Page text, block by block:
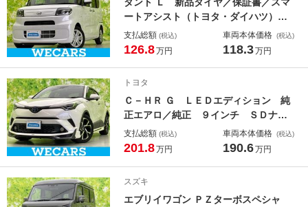
ートアシスト（トヨタ・ダイハツ）／
車線逸脱防止支援システム／ヘッドラ
ンプ ＬＥＤ／禁煙車／パワーウイン
支払総額 (税込)
126.8万円
車両本体価格 (税込)
118.3万円
トヨタ
Ｃ－ＨＲ Ｇ ＬＥＤエディション 純
正エアロ／純正 ９インチ ＳＤナビ
／衝突安全装置／シートヒーター／車
線逸脱防止支援システム／シート ハ
ｔｏｏｔｈ接続／ＥＴＣ
支払総額 (税込)
201.8万円
車両本体価格 (税込)
190.6万円
スズキ
エブリイワゴン ＰＺターボスペシャ